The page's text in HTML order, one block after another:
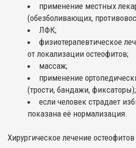
применение местных
(обезболивающих,
ЛФК;
физиотерапевтическое
от локализации остеофитов;
массаж;
применение
(трости, бандажи, фиксаторы);
если человек страдает
показана её нормализация.
Хирургическое лечение